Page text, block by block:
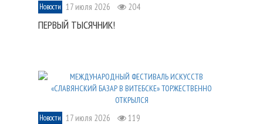
Новости 17 июля 2026 204
ПЕРВЫЙ ТЫСЯЧНИК!
Новости 17 июля 2026 119